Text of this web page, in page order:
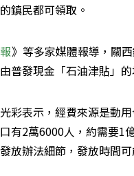
鎮民都可領取。
》等多家媒體報導，關
普發現金「石油津貼」的
彩表示，經費來源是動用
有2萬6000人，約需要1
放辦法細節，發放時間可